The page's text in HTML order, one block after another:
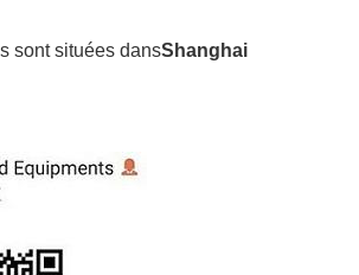
sont situées dansShanghai